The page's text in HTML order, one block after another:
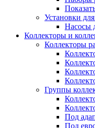
Установки
Насосы
Коллекторы и
Коллекторы
Группы
Под
Под